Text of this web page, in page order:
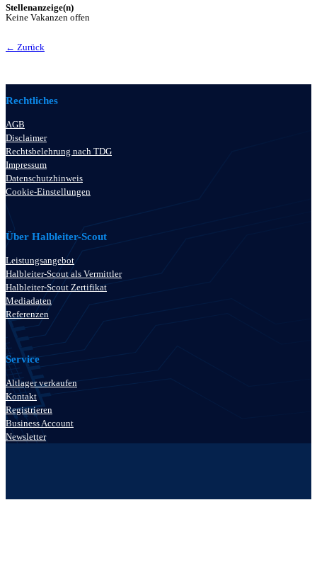
Stellenanzeige(n)
Keine Vakanzen offen
← Zurück
Rechtliches
AGB
Disclaimer
Rechtsbelehrung nach TDG
Impressum
Datenschutzhinweis
Cookie-Einstellungen
Über Halbleiter-Scout
Leistungsangebot
Halbleiter-Scout als Vermittler
Halbleiter-Scout Zertifikat
Mediadaten
Referenzen
Service
Altlager verkaufen
Kontakt
Registrieren
Business Account
Newsletter